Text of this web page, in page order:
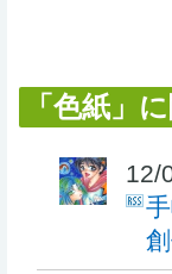
「色紙」
12/